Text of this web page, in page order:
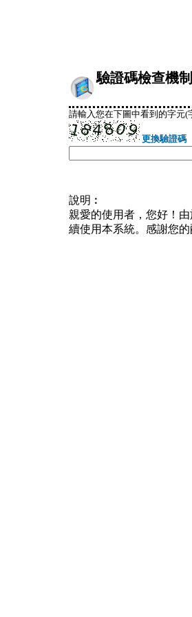
驗證碼檢查機制
請輸入您在下圖中看到的字元(
更換驗證碼
說明︰
親愛的使用者，您好！
續使用本系統。感謝您的